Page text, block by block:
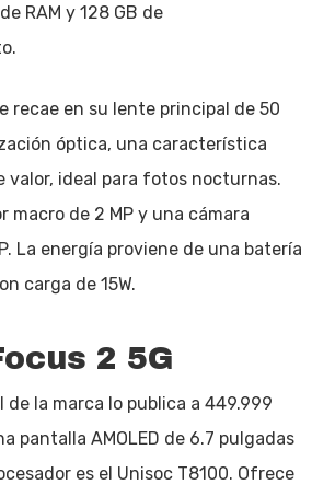
RAM y 128 GB de
recae en su lente principal de 50
óptica, una característica
valor, ideal para fotos nocturnas.
macro de 2 MP y una cámara
La energía proviene de una batería
carga de 15W.
2 5G
de la marca lo publica a 449.999
pantalla AMOLED de 6.7 pulgadas
es el Unisoc T8100. Ofrece